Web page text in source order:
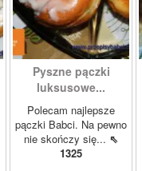
Pyszne pączki
luksusowe...
Polecam najlepsze
pączki Babci. Na pewno
nie skończy się... ⇖
1325